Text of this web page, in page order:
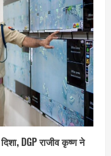
DGP राजीव कृष्ण ने